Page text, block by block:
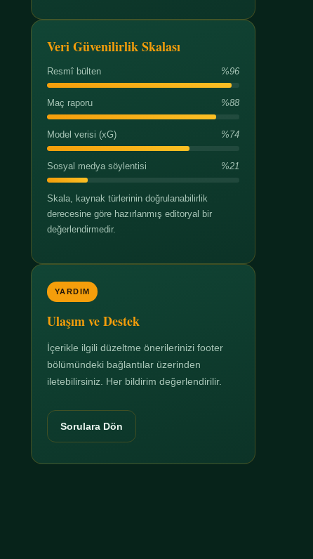
Veri Güvenilirlik Skalası
Resmî bülten %96
Maç raporu %88
Model verisi (xG) %74
Sosyal medya söylentisi %21
Skala, kaynak türlerinin doğrulanabilirlik
derecesine göre hazırlanmış editoryal bir
değerlendirmedir.
YARDIM
Ulaşım ve Destek
İçerikle ilgili düzeltme önerilerinizi footer
bölümündeki bağlantılar üzerinden
iletebilirsiniz. Her bildirim değerlendirilir.
Sorulara Dön